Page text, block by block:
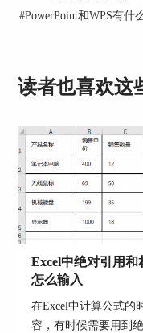
4.编辑模板
如图4所示，模板
编辑就可以了。
#PowerPoint和WPS有什
读者也喜欢这
Excel中绝对引用和
怎么输入
在Excel中计算公式的
容，有时候需要用到